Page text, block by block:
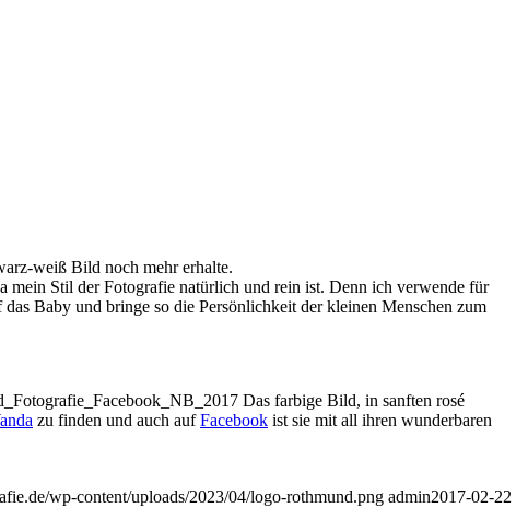
weiß Bild noch mehr erhalte.
Stil der Fotografie natürlich und rein ist. Denn ich verwende für
Baby und bringe so die Persönlichkeit der kleinen Menschen zum
Das farbige Bild, in sanften rosé
zu finden und auch aufFacebook ist sie mit all ihren wunderbaren
wp-content/uploads/2023/04/logo-rothmund.png admin2017-02-22